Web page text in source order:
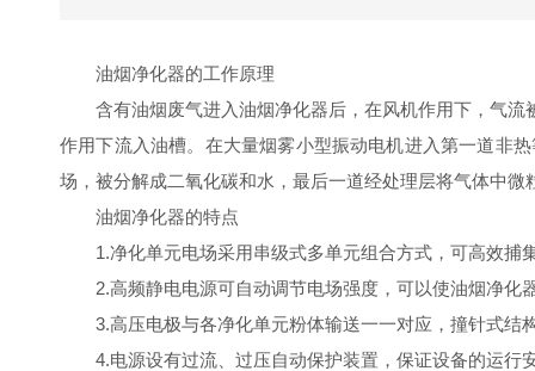
油烟净化器的工作原理
含有油烟废气进入油烟净化器后，在风机作用下，气
作用下流入油槽。在大量烟雾小型振动电机进入第一道非
场，被分解成二氧化碳和水，最后一道经处理层将气体中
油烟净化器的特点
1.净化单元电场采用串级式多单元组合方式，可高效
2.高频静电电源可自动调节电场强度，可以使油烟净化
3.高压电极与各净化单元粉体输送一一对应，撞针
4.电源设有过流、过压自动保护装置，保证设备